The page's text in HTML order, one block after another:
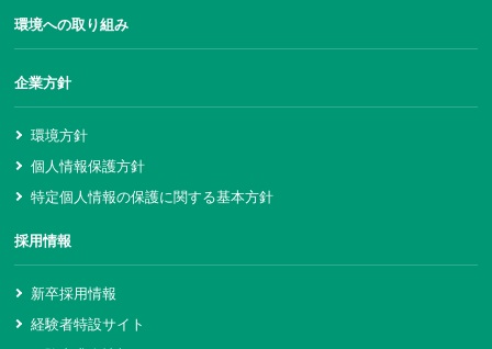
環境への取り組み
企業方針
環境方針
個人情報保護方針
特定個人情報の保護に関する基本方針
採用情報
新卒採用情報
経験者特設サイト